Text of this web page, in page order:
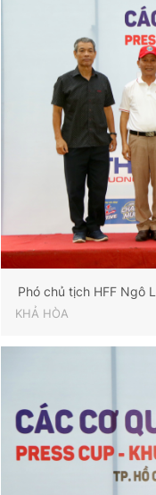
Phó chủ tịch HFF Ngô
KHẢ HÒA